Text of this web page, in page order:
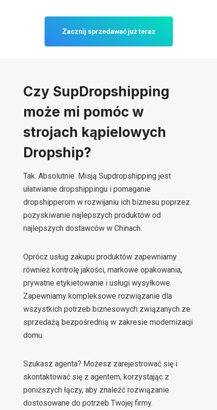
Zacznij sprzedawać już teraz
Czy SupDropshipping
może mi pomóc w
strojach kąpielowych
Dropship?
Tak. Absolutnie. Misją Supdropshipping jest
ułatwianie dropshippingu i pomaganie
dropshipperom w rozwijaniu ich biznesu poprzez
pozyskiwanie najlepszych produktów od
najlepszych dostawców w Chinach.
Oprócz usług zakupu produktów zapewniamy
również kontrolę jakości, markowe opakowania,
prywatne etykietowanie i usługi wysyłkowe.
Zapewniamy kompleksowe rozwiązanie dla
wszystkich potrzeb biznesowych związanych ze
sprzedażą bezpośrednią w zakresie modernizacji
domu.
Szukasz agenta? Możesz zarejestrować się i
skontaktować się z agentem, korzystając z
poniższych łączy, aby znaleźć rozwiązanie
dostosowane do potrzeb Twojej firmy.